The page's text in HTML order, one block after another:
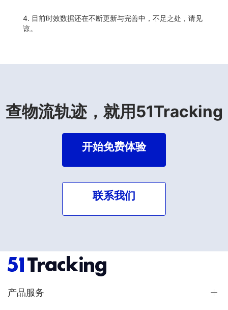
4. 目前时效数据还在不断更新与完善中，不足之处，请见
谅。
查物流轨迹，就用51Tracking
开始免费体验
联系我们
产品服务